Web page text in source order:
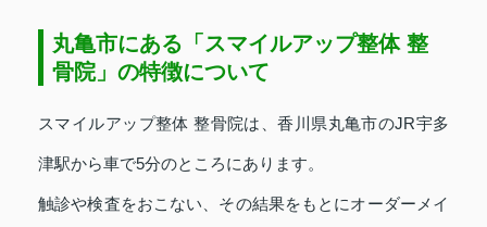
丸亀市にある「スマイルアップ整体 整
骨院」の特徴について
スマイルアップ整体 整骨院は、香川県丸亀市のJR宇多
津駅から車で5分のところにあります。
触診や検査をおこない、その結果をもとにオーダーメイ